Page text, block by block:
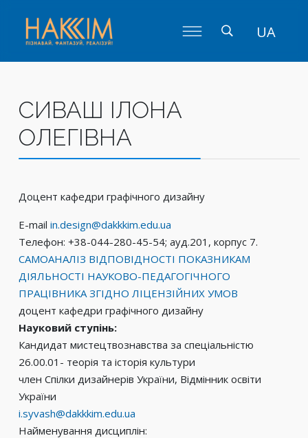
UA
СИВАШ ІЛОНА
ОЛЕГІВНА
Доцент кафедри графічного дизайну
E-mail in.design@dakkkim.edu.ua
Телефон: +38-044-280-45-54; ауд.201, корпус 7.
САМОАНАЛІЗ ВІДПОВІДНОСТІ ПОКАЗНИКАМ
ДІЯЛЬНОСТІ НАУКОВО-ПЕДАГОГІЧНОГО
ПРАЦІВНИКА ЗГІДНО ЛІЦЕНЗІЙНИХ УМОВ
доцент кафедри графічного дизайну
Науковий ступінь:
Кандидат мистецтвознавства за спеціальністю
26.00.01- теорія та історія культури
член Спілки дизайнерів України, Відмінник освіти
України
i.syvash@dakkkim.edu.ua
Найменування дисциплін: